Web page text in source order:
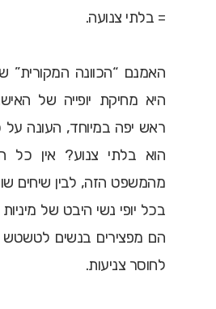
= בלתי צנועה.
האמנם “הכוונה המקורית”
היא מחיקת יופייה של
ראש יפה במיוחד, העונה
הוא בלתי צנוע? אין כל
מהמשפט הזה, לבין שיחים
בכל יופי נשי היבט של
הם מפצירים בנשים לטשטש
לחוסר צניעות.